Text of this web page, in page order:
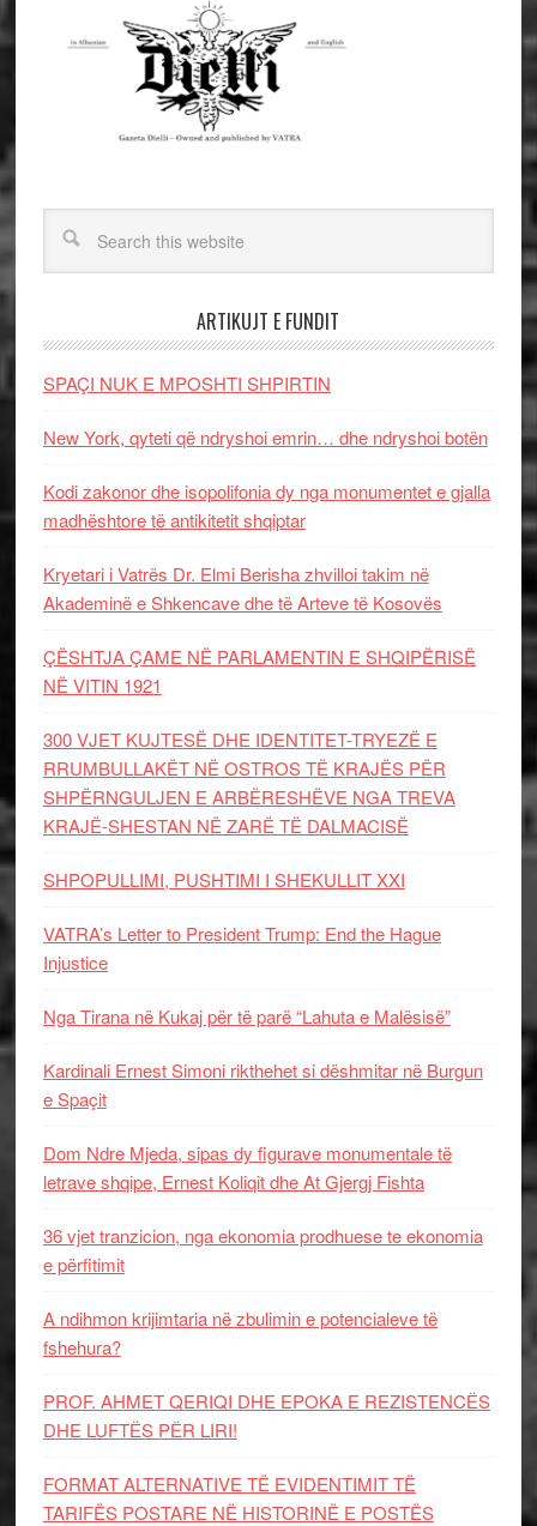
ARTIKUJT E FUNDIT
SPAÇI NUK E MPOSHTI SHPIRTIN
New York, qyteti që ndryshoi emrin… dhe ndryshoi botën
Kodi zakonor dhe isopolifonia dy nga monumentet e gjalla
madhështore të antikitetit shqiptar
Kryetari i Vatrës Dr. Elmi Berisha zhvilloi takim në
Akademinë e Shkencave dhe të Arteve të Kosovës
ÇËSHTJA ÇAME NË PARLAMENTIN E SHQIPËRISË
NË VITIN 1921
300 VJET KUJTESË DHE IDENTITET-TRYEZË E
RRUMBULLAKËT NË OSTROS TË KRAJËS PËR
SHPËRNGULJEN E ARBËRESHËVE NGA TREVA
KRAJË-SHESTAN NË ZARË TË DALMACISË
SHPOPULLIMI, PUSHTIMI I SHEKULLIT XXI
VATRA’s Letter to President Trump: End the Hague
Injustice
Nga Tirana në Kukaj për të parë “Lahuta e Malësisë”
Kardinali Ernest Simoni rikthehet si dëshmitar në Burgun
e Spaçit
Dom Ndre Mjeda, sipas dy figurave monumentale të
letrave shqipe, Ernest Koliqit dhe At Gjergj Fishta
36 vjet tranzicion, nga ekonomia prodhuese te ekonomia
e përfitimit
A ndihmon krijimtaria në zbulimin e potencialeve të
fshehura?
PROF. AHMET QERIQI DHE EPOKA E REZISTENCЁS
DHE LUFTЁS PЁR LIRI!
FORMAT ALTERNATIVE TË EVIDENTIMIT TË
TARIFËS POSTARE NË HISTORINË E POSTËS